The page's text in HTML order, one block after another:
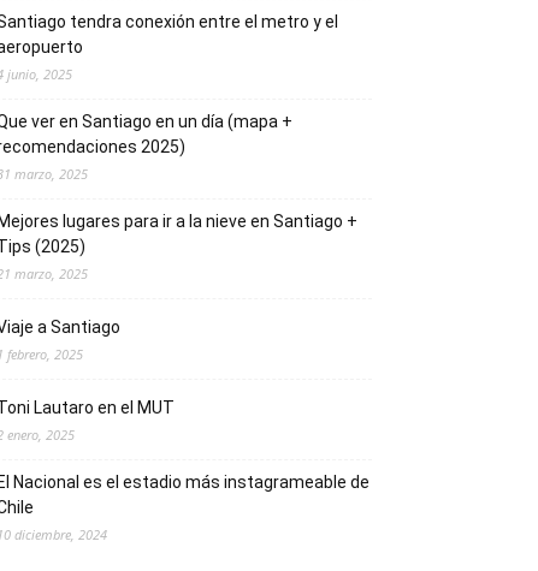
tendra conexión entre el metro y el
junio, 2025
ver en Santiago en un día (mapa +
2025)
marzo, 2025
Mejores lugares para ir a la nieve en Santiago +
(2025)
marzo, 2025
a Santiago
1 febrero, 2025
Lautaro en el MUT
enero, 2025
El Nacional es el estadio más instagrameable de
10 diciembre, 2024